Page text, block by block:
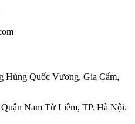
Hùng Quốc Vương, Gia Cẩm,
Nam Từ Liêm, TP. Hà Nội.